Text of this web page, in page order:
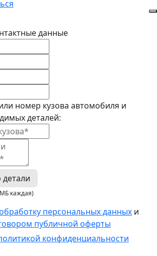
данные
номер кузова автомобиля и
деталей:
детали
каждая)
персональных данных и
публичной оферты
конфиденциальности